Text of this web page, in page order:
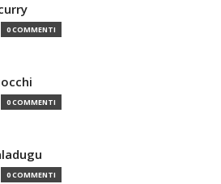
0 COMMENTI
0 COMMENTI
0 COMMENTI